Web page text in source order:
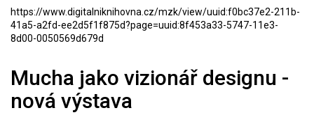
https://www.digitalniknihovna.cz/mzk/view/uuid:f0bc37e2-211b-
41a5-a2fd-ee2d5f1f875d?page=uuid:8f453a33-5747-11e3-
8d00-0050569d679d
Mucha jako vizionář designu -
nová výstava